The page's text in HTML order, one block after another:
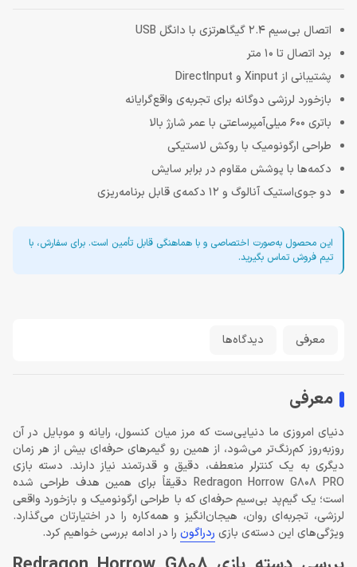
اتصال بی‌سیم 2.4 گیگاهرتزی با دانگل USB
برد اتصال تا 10 متر
پشتیبانی از Xinput و DirectInput
بازخورد لرزشی دوگانه برای تجربه‌ی واقع‌گرایانه
باتری 600 میلی‌آمپرساعتی با عمر شارژ بالا
طراحی ارگونومیک با روکش لاستیکی
دکمه‌ها با پوشش مقاوم در برابر سایش
دو جوی‌استیک آنالوگ و 12 دکمه‌ی قابل برنامه‌ریزی
این محصول به‌صورت اختصاصی و با هماهنگی قابل تأمین است. برای سفارش، با
تیم فروش تماس بگیرید.
معرفی دیدگاه‌ها
معرفی
دنیای امروزی ما دنیایی‌ست که مرز میان کنسول، رایانه و موبایل در آن
روزبه‌روز کم‌رنگ‌تر می‌شود، از همین رو گیمرهای حرفه‌ای بیش از هر زمان
دیگری به یک کنترلر منعطف، دقیق و قدرتمند نیاز دارند. دسته بازی
Redragon Horrow G808 PRO دقیقاً برای همین هدف طراحی شده
است؛ یک گیم‌پد بی‌سیم حرفه‌ای که با طراحی ارگونومیک و بازخورد واقعی
لرزشی، تجربه‌ای روان، هیجان‌انگیز و همه‌کاره را در اختیارتان می‌گذارد.
ویژگی‌های این دسته‌ی بازی ردراگون را در ادامه بررسی خواهیم کرد.